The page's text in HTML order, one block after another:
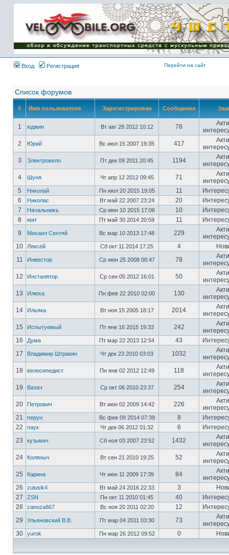
Имя пользователя:
Пароль:
{ LOG_ME_IN_SHORT
}
Вход
Регистрация Перейти на сайт
Список форумов
# Имя пользователя Зарегистрирован Сообщения
1 юджин Вт авг 28 2012 10:12 78
2
Юрий Вс июл 15 2007 19:35 417
3
Электровело Пт дек 09 2011 20:45 1194
4
Шуня Чт апр 12 2012 09:45 71
5
Николай Пн июл 20 2015 19:05 11
6
Николас Вт май 22 2007 23:24 20
7
Начальникъ Ср июн 10 2015 17:06 10
8
мит Пт май 30 2014 20:59 11
9
Михаил Сентяй Вс мар 10 2013 17:48 229
10
Ляксей Сб окт 11 2014 17:25 4
11
Инвестор Ср июн 25 2008 00:47 78
12
Инсталятор Ср сен 05 2012 16:01 50
13
Илюха Пн фев 22 2010 02:00 130
14
Ильяка Вт ноя 15 2005 18:17 2014
15
Испытуемый Пт янв 16 2015 19:33 242
16
Дума Пт мар 22 2013 12:54 43
17
Владимир Штракин Чт дек 23 2010 03:03 1032
18
велосипедист Пн янв 02 2012 12:49 118
19
Вазач Ср окт 06 2010 23:37 254
20
Петрович Вт июн 02 2009 14:42 226
21
перун Вс фев 09 2014 07:39 8
22
паук Чт дек 06 2012 01:32 6
23
кузьмич Сб ноя 03 2007 23:52 1432
24
Коляныч Вт сен 21 2010 19:25 52
25
Карина Чт июн 11 2009 17:39 84
26
zulusik4 Вт май 24 2016 22:33 3
27
ZSN Пн окт 11 2010 01:45 40
28
zanoza867 Вс ноя 20 2011 02:20 12
29
Ульяновский В.В. Пт мар 04 2011 03:30 73
30
yurok Пн мар 26 2012 09:52 0